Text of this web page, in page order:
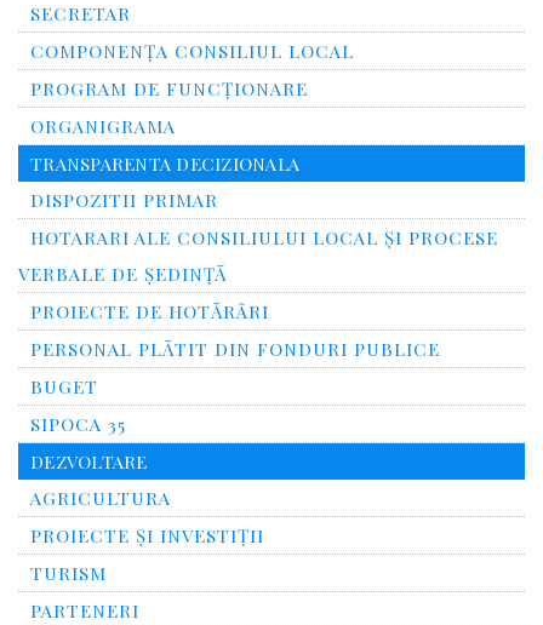
SECRETAR
COMPONENȚA CONSILIUL LOCAL
PROGRAM DE FUNCȚIONARE
ORGANIGRAMA
TRANSPARENTA DECIZIONALA
DISPOZITII PRIMAR
HOTARARI ALE CONSILIULUI LOCAL ȘI PROCESE
VERBALE DE ȘEDINȚĂ
PROIECTE DE HOTĂRÂRI
PERSONAL PLĂTIT DIN FONDURI PUBLICE
BUGET
SIPOCA 35
DEZVOLTARE
AGRICULTURA
PROIECTE ȘI INVESTIȚII
TURISM
PARTENERI